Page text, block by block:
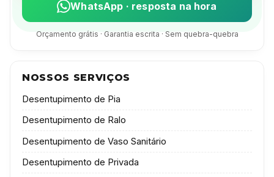
WhatsApp · resposta na hora
Orçamento grátis · Garantia escrita · Sem quebra-quebra
NOSSOS SERVIÇOS
Desentupimento de Pia
Desentupimento de Ralo
Desentupimento de Vaso Sanitário
Desentupimento de Privada